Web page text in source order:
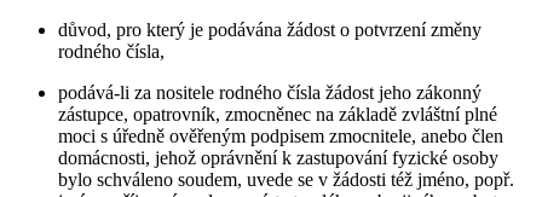
důvod, pro který je podávána žádost o potvrzení změny
rodného čísla,
podává-li za nositele rodného čísla žádost jeho zákonný
zástupce, opatrovník, zmocněnec na základě zvláštní plné
moci s úředně ověřeným podpisem zmocnitele, anebo člen
domácnosti, jehož oprávnění k zastupování fyzické osoby
bylo schváleno soudem, uvede se v žádosti též jméno, popř.